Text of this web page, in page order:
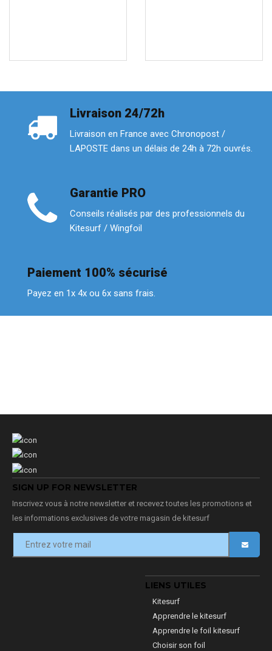
Livraison 24/72h
Livraison en France avec Chronopost /
LAPOSTE dans un délais de 24h à 72h ouvrés.
Garantie PRO
Conseils réalisés par des professionnels du
Kitesurf / Wingfoil
Paiement 100% sécurisé
Payez en 1x 4x ou 6x sans frais.
SIGN UP FOR NEWSLETTER
Inscrivez vous à notre newsletter et recevez toutes les promotions et
les informations exclusives de votre magasin de kitesurf
LIENS UTILES
Kitesurf
Apprendre le kitesurf
Apprendre le foil kitesurf
Choisir son foil